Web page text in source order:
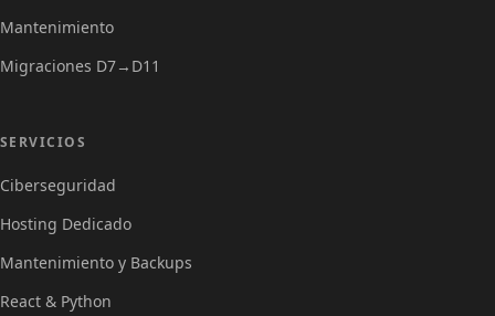
Mantenimiento
Migraciones D7→D11
Servicios
SERVICIOS
Ciberseguridad
Hosting Dedicado
Mantenimiento y Backups
React & Python